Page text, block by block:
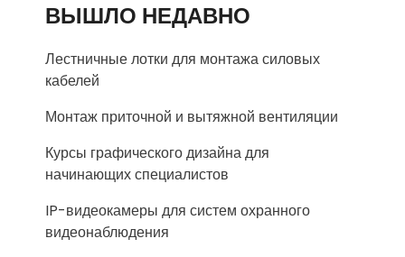
ВЫШЛО НЕДАВНО
Лестничные лотки для монтажа силовых
кабелей
Монтаж приточной и вытяжной вентиляции
Курсы графического дизайна для
начинающих специалистов
IP-видеокамеры для систем охранного
видеонаблюдения